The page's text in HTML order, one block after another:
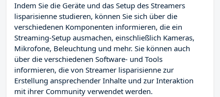
Indem Sie die Geräte und das Setup des Streamers
lisparisienne studieren, können Sie sich über die
verschiedenen Komponenten informieren, die ein
Streaming-Setup ausmachen, einschließlich Kameras,
Mikrofone, Beleuchtung und mehr. Sie können auch
über die verschiedenen Software- und Tools
informieren, die von Streamer lisparisienne zur
Erstellung ansprechender Inhalte und zur Interaktion
mit ihrer Community verwendet werden.